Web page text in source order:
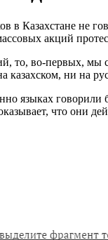
в Казахстане не
акций
то, во-первых,
казахском, ни на
языках
что они